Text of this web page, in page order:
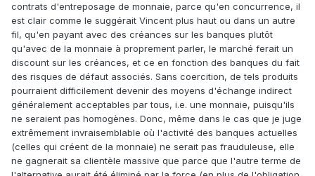
contrats d'entreposage de monnaie, parce qu'en concurrence, il
est clair comme le suggérait Vincent plus haut ou dans un autre
fil, qu'en payant avec des créances sur les banques plutôt
qu'avec de la monnaie à proprement parler, le marché ferait un
discount sur les créances, et ce en fonction des banques du fait
des risques de défaut associés. Sans coercition, de tels produits
pourraient difficilement devenir des moyens d'échange indirect
généralement acceptables par tous, i.e. une monnaie, puisqu'ils
ne seraient pas homogènes. Donc, même dans le cas que je juge
extrêmement invraisemblable où l'activité des banques actuelles
(celles qui créent de la monnaie) ne serait pas frauduleuse, elle
ne gagnerait sa clientèle massive que parce que l'autre terme de